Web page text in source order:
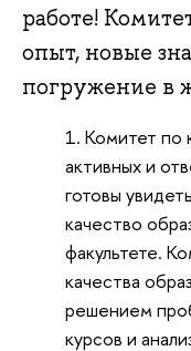
работе!
опыт, новые
погружение в
Комитет по
активных и
готовы
качество
факультете.
качества
решением
курсов и